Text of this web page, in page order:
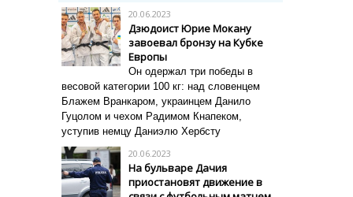
20.06.2023
Дзюдоист Юрие Мокану
завоевал бронзу на Кубке
Европы
Он одержал три победы в
весовой категории 100 кг: над словенцем
Блажем Вранкаром, украинцем Данило
Гуцолом и чехом Радимом Кнапеком,
уступив немцу Даниэлю Хербсту
20.06.2023
На бульваре Дачия
приостановят движение в